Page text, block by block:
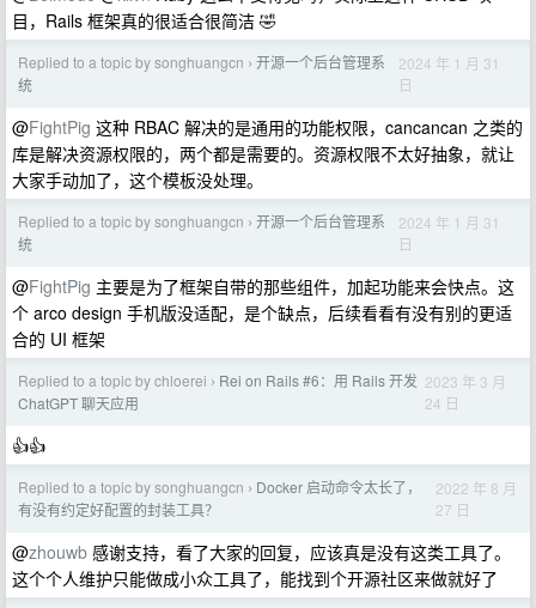
目，Rails 框架真的很适合很简洁 🤣
Replied to a topic by songhuangcn › 开源一个后台管理系
统
2024 年 1 月 31
日
@FightPig 这种 RBAC 解决的是通用的功能权限，cancancan 之类的
库是解决资源权限的，两个都是需要的。资源权限不太好抽象，就让
大家手动加了，这个模板没处理。
Replied to a topic by songhuangcn › 开源一个后台管理系
统
2024 年 1 月 31
日
@FightPig 主要是为了框架自带的那些组件，加起功能来会快点。这
个 arco design 手机版没适配，是个缺点，后续看看有没有别的更适
合的 UI 框架
Replied to a topic by chloerei › Rei on Rails #6：用 Rails 开发
ChatGPT 聊天应用
2023 年 3 月
24 日
👍👍
Replied to a topic by songhuangcn › Docker 启动命令太长了，
有没有约定好配置的封装工具？
2022 年 8 月
27 日
@zhouwb 感谢支持，看了大家的回复，应该真是没有这类工具了。
这个个人维护只能做成小众工具了，能找到个开源社区来做就好了